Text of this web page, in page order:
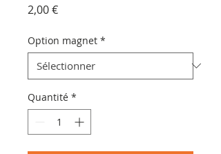
2,00 €Prix
Option magnet *
Quantité *